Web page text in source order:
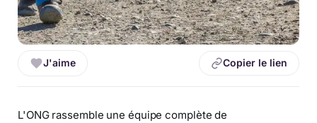
J'aime Copier le lien
L'ONG rassemble une équipe complète de